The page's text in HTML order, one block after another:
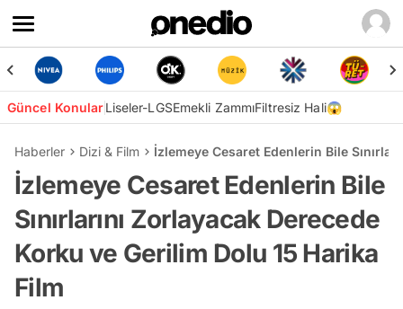
Güncel KonularLiseler-LGSEmekli ZammıFiltresiz Hali😱
Haberler Dizi & Film İzlemeye Cesaret Edenlerin Bile
İzlemeye Cesaret Edenlerin Bile
Sınırlarını Zorlayacak Derecede
Korku ve Gerilim Dolu 15 Harika
Film